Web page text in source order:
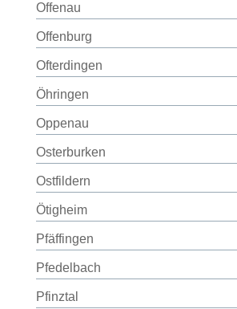
Offenau
Offenburg
Ofterdingen
Öhringen
Oppenau
Osterburken
Ostfildern
Ötigheim
Pfäffingen
Pfedelbach
Pfinztal